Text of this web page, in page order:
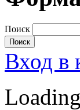
Поиск
Вход в